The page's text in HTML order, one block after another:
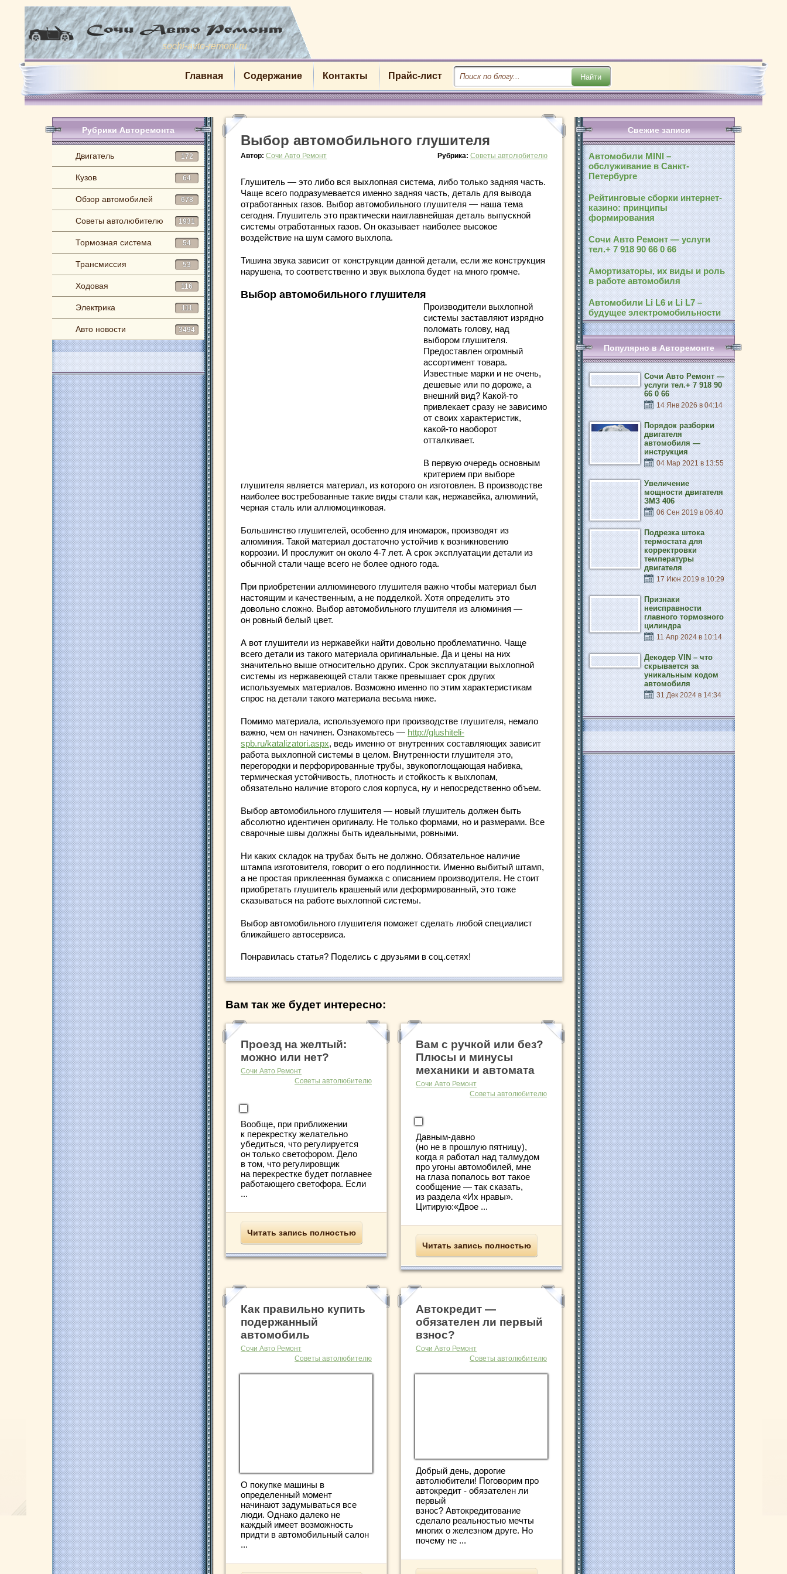
sochi-avto-remont.ru
Главная Содержание Контакты Прайс-лист
Рубрики Авторемонта
Двигатель 172
Кузов 64
Обзор автомобилей 678
Советы автолюбителю 1931
Тормозная система 54
Трансмиссия 53
Ходовая 116
Электрика 111
Авто новости 3494
Выбор автомобильного глушителя
Автор: Сочи Авто Ремонт Рубрика: Советы автолюбителю
Глушитель — это либо вся выхлопная система, либо только задняя часть.
Чаще всего подразумевается именно задняя часть, деталь для вывода
отработанных газов. Выбор автомобильного глушителя — наша тема
сегодня. Глушитель это практически наиглавнейшая деталь выпускной
системы отработанных газов. Он оказывает наиболее высокое
воздействие на шум самого выхлопа.
Тишина звука зависит от конструкции данной детали, если же конструкция
нарушена, то соответственно и звук выхлопа будет на много громче.
Выбор автомобильного глушителя
Производители выхлопной
системы заставляют изрядно
поломать голову, над
выбором глушителя.
Предоставлен огромный
ассортимент товара.
Известные марки и не очень,
дешевые или по дороже, а
внешний вид? Какой-то
привлекает сразу не зависимо
от своих характеристик,
какой-то наоборот
отталкивает.
В первую очередь основным
критерием при выборе
глушителя является материал, из которого он изготовлен. В производстве
наиболее востребованные такие виды стали как, нержавейка, алюминий,
черная сталь или аллюмоцинковая.
Большинство глушителей, особенно для иномарок, производят из
алюминия. Такой материал достаточно устойчив к возникновению
коррозии. И прослужит он около 4-7 лет. А срок эксплуатации детали из
обычной стали чаще всего не более одного года.
При приобретении аллюминевого глушителя важно чтобы материал был
настоящим и качественным, а не подделкой. Хотя определить это
довольно сложно. Выбор автомобильного глушителя из алюминия —
он ровный белый цвет.
А вот глушители из нержавейки найти довольно проблематично. Чаще
всего детали из такого материала оригинальные. Да и цены на них
значительно выше относительно других. Срок эксплуатации выхлопной
системы из нержавеющей стали также превышает срок других
используемых материалов. Возможно именно по этим характеристикам
спрос на детали такого материала весьма ниже.
Помимо материала, используемого при производстве глушителя, немало
важно, чем он начинен. Ознакомьтесь — http://glushiteli-
spb.ru/katalizatori.aspx, ведь именно от внутренних составляющих зависит
работа выхлопной системы в целом. Внутренности глушителя это,
перегородки и перфорированные трубы, звукопоглощающая набивка,
термическая устойчивость, плотность и стойкость к выхлопам,
обязательно наличие второго слоя корпуса, ну и непосредственно объем.
Выбор автомобильного глушителя — новый глушитель должен быть
абсолютно идентичен оригиналу. Не только формами, но и размерами. Все
сварочные швы должны быть идеальными, ровными.
Ни каких складок на трубах быть не должно. Обязательное наличие
штампа изготовителя, говорит о его подлинности. Именно выбитый штамп,
а не простая приклеенная бумажка с описанием производителя. Не стоит
приобретать глушитель крашеный или деформированный, это тоже
сказываться на работе выхлопной системы.
Выбор автомобильного глушителя поможет сделать любой специалист
ближайшего автосервиса.
Понравилась статья? Поделись с друзьями в соц.сетях!
Вам так же будет интересно:
Проезд на желтый:
можно или нет?
Сочи Авто Ремонт
Советы автолюбителю
Вообще, при приближении
к перекрестку желательно
убедиться, что регулируется
он только светофором. Дело
в том, что регулировщик
на перекрестке будет поглавнее
работающего светофора. Если
...
Читать запись полностью
Вам с ручкой или без?
Плюсы и минусы
механики и автомата
Сочи Авто Ремонт
Советы автолюбителю
Давным-давно
(но не в прошлую пятницу),
когда я работал над талмудом
про угоны автомобилей, мне
на глаза попалось вот такое
сообщение — так сказать,
из раздела «Их нравы».
Цитирую:«Двое ...
Читать запись полностью
Как правильно купить
подержанный
автомобиль
Сочи Авто Ремонт
Советы автолюбителю
О покупке машины в
определенный момент
начинают задумываться все
люди. Однако далеко не
каждый имеет возможность
придти в автомобильный салон
...
Автокредит —
обязателен ли первый
взнос?
Сочи Авто Ремонт
Советы автолюбителю
Добрый день, дорогие
автолюбители! Поговорим про
автокредит - обязателен ли
первый
взнос? Автокредитование
сделало реальностью мечты
многих о железном друге. Но
почему не ...
Свежие записи
Автомобили MINI –
обслуживание в Санкт-
Петербурге
Рейтинговые сборки интернет-
казино: принципы
формирования
Сочи Авто Ремонт — услуги
тел.+ 7 918 90 66 0 66
Амортизаторы, их виды и роль
в работе автомобиля
Автомобили Li L6 и Li L7 –
будущее электромобильности
Популярно в Авторемонте
Сочи Авто Ремонт —
услуги тел.+ 7 918 90
66 0 66
14 Янв 2026 в 04:14
Порядок разборки
двигателя
автомобиля —
инструкция
04 Мар 2021 в 13:55
Увеличение
мощности двигателя
ЗМЗ 406
06 Сен 2019 в 06:40
Подрезка штока
термостата для
корректровки
температуры
двигателя
17 Июн 2019 в 10:29
Признаки
неисправности
главного тормозного
цилиндра
11 Апр 2024 в 10:14
Декодер VIN – что
скрывается за
уникальным кодом
автомобиля
31 Дек 2024 в 14:34